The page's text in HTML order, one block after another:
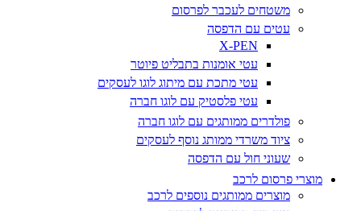
משטחים לעכבר לפרסום
עטים עם הדפסה
X-PEN
עטי אומנות בתבליט פיוטר
עטי מתכת עם מיתוג לוגו לעסקים
עטי פלסטיק עם לוגו חברה
פולדרים ממותגים עם לוגו חברה
ציוד משרדי ממותג נוסף לעסקים
שעוני חול עם הדפסה
מוצרי פרסום לרכב
מוצרים ממותגים נוספים לרכב